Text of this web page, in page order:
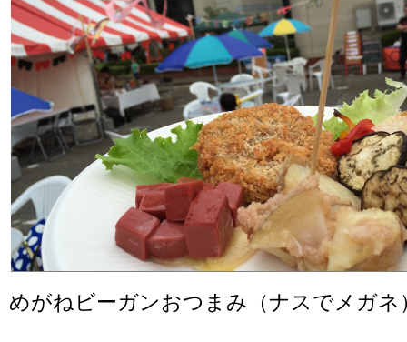
めがねビーガンおつまみ（ナスでメガネ